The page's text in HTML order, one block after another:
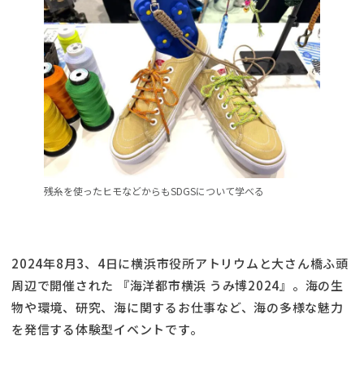
残糸を使ったヒモなどからもSDGSについて学べる
2024年8月3、4日に横浜市役所アトリウムと大さん橋ふ頭
周辺で開催された 『海洋都市横浜 うみ博2024』。海の生
物や環境、研究、海に関するお仕事など、海の多様な魅力
を発信する体験型イベントです。